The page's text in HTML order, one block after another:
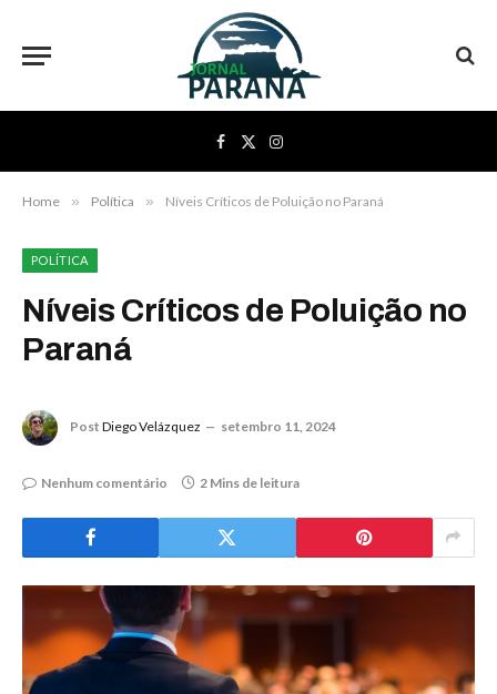
Facebook
X
(Twitter)
Instagram
Home » Política » Níveis Críticos de Poluição no Paraná
POLÍTICA
Níveis Críticos de Poluição no
Paraná
Post Diego Velázquez setembro 11, 2024
Nenhum comentário 2 Mins de leitura